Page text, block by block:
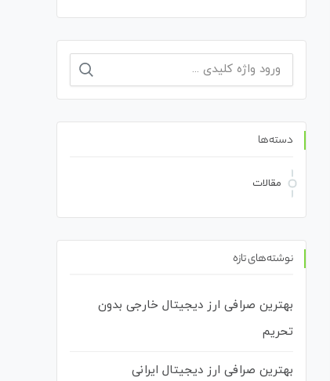
دسته‌ها
مقالات
نوشته‌های تازه
بهترین صرافی ارز دیجیتال خارجی بدون
تحریم
بهترین صرافی ارز دیجیتال ایرانی